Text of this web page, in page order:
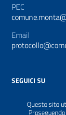
Questo sito
PEC
Email
SEGUICI SU
Privacy |